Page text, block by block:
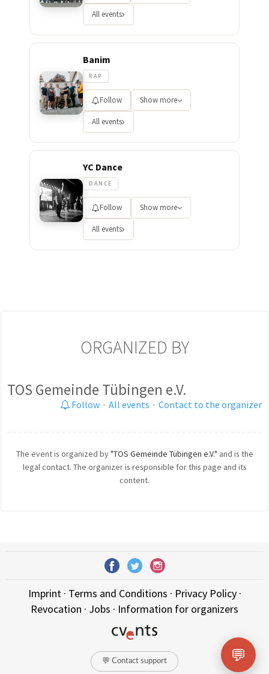
All events
Banim
RAP
Follow Show more
All events
YC Dance
DANCE
Follow Show more
All events
ORGANIZED BY
TOS Gemeinde Tübingen e.V.
Follow · All events · Contact to the organizer
The event is organized by"TOS Gemeinde Tübingen e.V." and is the
legal contact. The organizer is responsible for this page and its
content.
Imprint· Terms and Conditions · Privacy Policy·
Revocation · Jobs · Information for organizers
💬 Contact support 💬